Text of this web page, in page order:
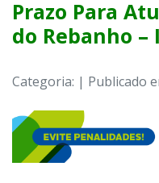
Prazo Para
do Rebanho –
Categoria: | Publicado